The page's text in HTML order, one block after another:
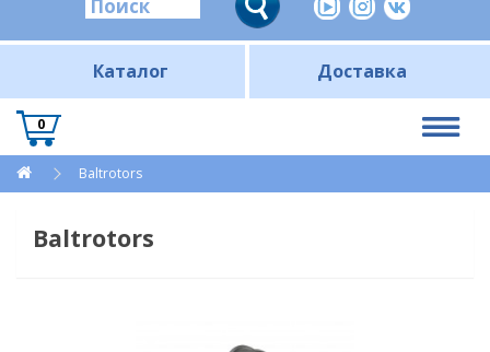
Каталог Доставка
0
Baltrotors
Baltrotors